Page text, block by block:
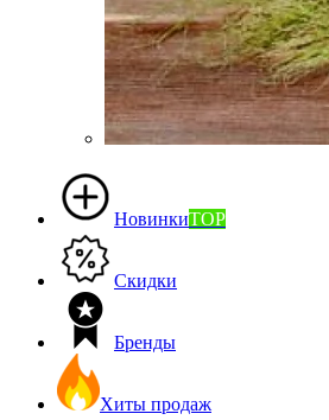
НовинкиTOP
Скидки
Бренды
Хиты продаж